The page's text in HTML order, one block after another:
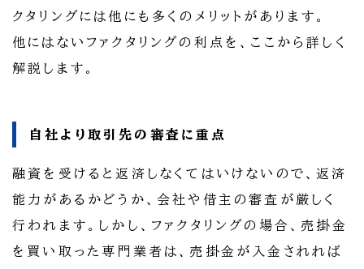
クタリングには他にも多くのメリットがあります。
他にはないファクタリングの利点を、ここから詳しく
解説します。
自社より取引先の審査に重点
融資を受けると返済しなくてはいけないので、返済
能力があるかどうか、会社や借主の審査が厳しく
行われます。しかし、ファクタリングの場合、売掛金
を買い取った専門業者は、売掛金が入金されれば